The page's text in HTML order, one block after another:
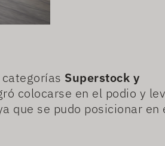
Superstock y
colocarse en el podio y
que se pudo posicionar en